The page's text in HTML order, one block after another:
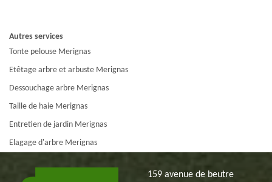
Autres services
Tonte pelouse Merignas
Etêtage arbre et arbuste Merignas
Dessouchage arbre Merignas
Taille de haie Merignas
Entretien de jardin Merignas
Elagage d'arbre Merignas
159 avenue de beutre